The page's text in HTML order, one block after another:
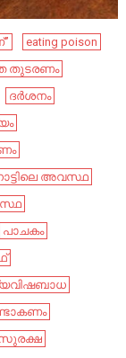
eating poison
തുടരണം
ദർശനം
അവസ്ഥ
പാചകം